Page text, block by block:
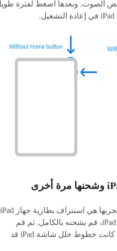
الصوت. وبعدها اضغط لفترة
الطريقة الثانية التي يجب أن تجربها هي استنزاف بطارية جهاز iPad
تمامًا. بعد إيقاف تشغيل جهاز iPad، قم بشحنه بالكامل. ثم قم
بتشغيل جهاز iPad لمعرفة إذا كانت خطوط خلل شاشة iPad قد